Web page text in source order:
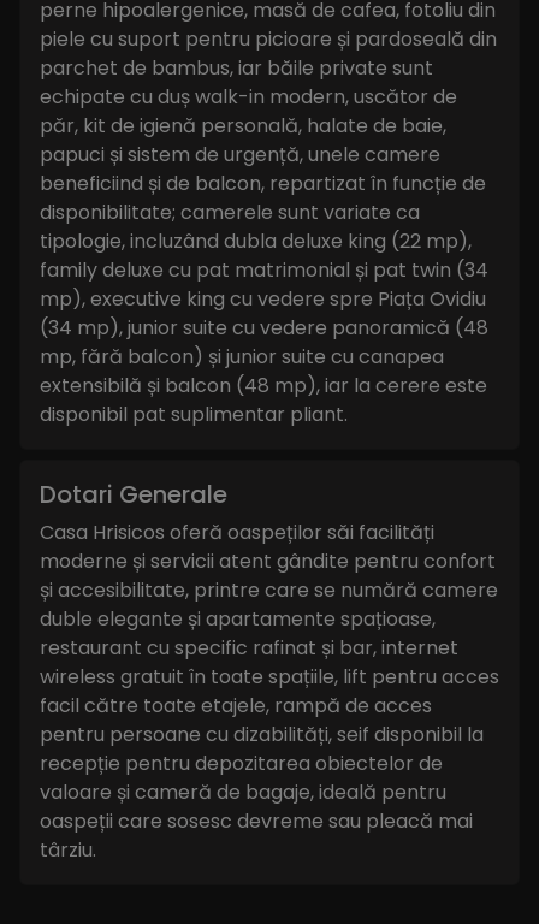
perne hipoalergenice, masă de cafea, fotoliu din
piele cu suport pentru picioare și pardoseală din
parchet de bambus, iar băile private sunt
echipate cu duș walk-in modern, uscător de
păr, kit de igienă personală, halate de baie,
papuci și sistem de urgență, unele camere
beneficiind și de balcon, repartizat în funcție de
disponibilitate; camerele sunt variate ca
tipologie, incluzând dubla deluxe king (22 mp),
family deluxe cu pat matrimonial și pat twin (34
mp), executive king cu vedere spre Piața Ovidiu
(34 mp), junior suite cu vedere panoramică (48
mp, fără balcon) și junior suite cu canapea
extensibilă și balcon (48 mp), iar la cerere este
disponibil pat suplimentar pliant.
Dotari Generale
Casa Hrisicos oferă oaspeților săi facilități
moderne și servicii atent gândite pentru confort
și accesibilitate, printre care se numără camere
duble elegante și apartamente spațioase,
restaurant cu specific rafinat și bar, internet
wireless gratuit în toate spațiile, lift pentru acces
facil către toate etajele, rampă de acces
pentru persoane cu dizabilități, seif disponibil la
recepție pentru depozitarea obiectelor de
valoare și cameră de bagaje, ideală pentru
oaspeții care sosesc devreme sau pleacă mai
târziu.